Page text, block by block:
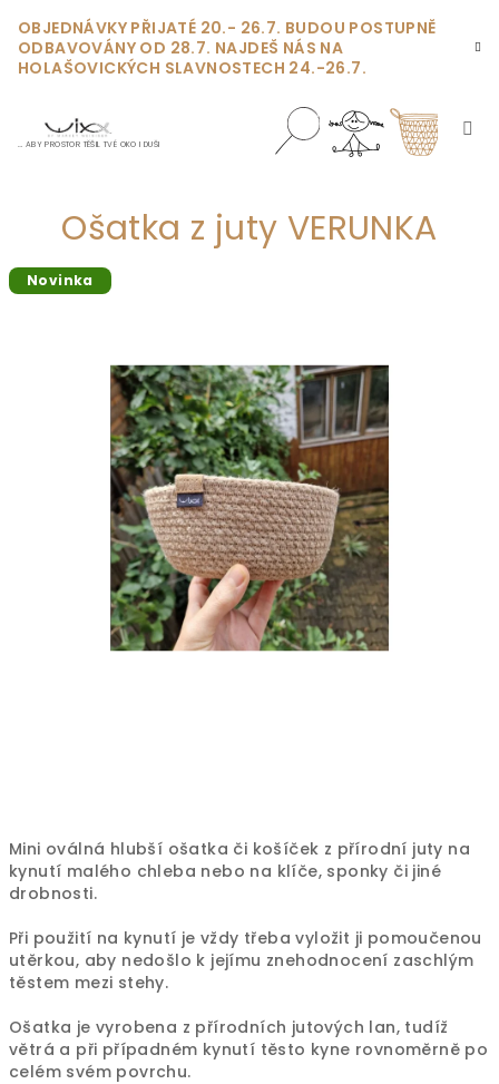
na
obsah
OBJEDNÁVKY PŘIJATÉ 20.- 26.7. BUDOU POSTUPNĚ
ODBAVOVÁNY OD 28.7. NAJDEŠ NÁS NA
HOLAŠOVICKÝCH SLAVNOSTECH 24.-26.7.
… ABY PROSTOR TĚŠIL TVÉ OKO I DUŠI
HledatPřihlášení
košík
Mini oválná hlubší ošatka či košíček z přírodní juty na
kynutí malého chleba nebo na klíče, sponky či jiné
drobnosti.
Při použití na kynutí je vždy třeba vyložit ji pomoučenou
utěrkou, aby nedošlo k jejímu znehodnocení zaschlým
těstem mezi stehy.
Ošatka je vyrobena z přírodních jutových lan, tudíž
větrá a při případném kynutí těsto kyne rovnoměrně po
celém svém povrchu.
Ošatka z juty VERUNKA
Novinka